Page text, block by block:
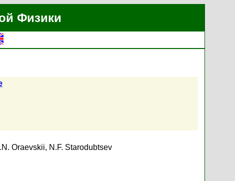
Физики
Oraevskii, N.F. Starodubtsev